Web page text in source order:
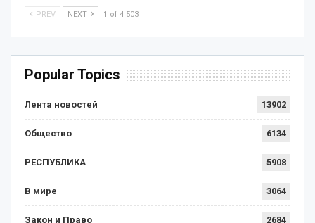
PREV NEXT 1 of 4 503
Popular Topics
Лента новостей 13902
Общество 6134
РЕСПУБЛИКА 5908
В мире 3064
Закон и Право 2684